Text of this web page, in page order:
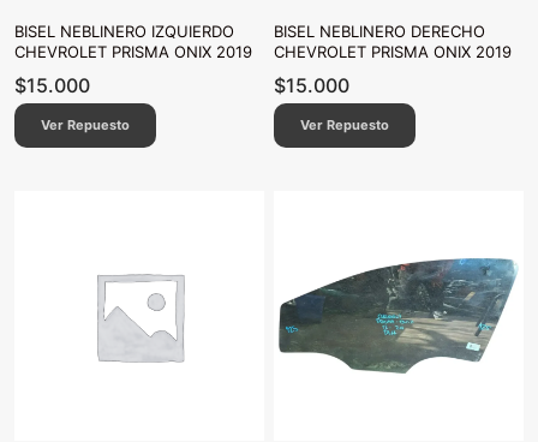
BISEL NEBLINERO IZQUIERDO
CHEVROLET PRISMA ONIX 2019
$15.000
Ver Repuesto
BISEL NEBLINERO DERECHO
CHEVROLET PRISMA ONIX 2019
$15.000
Ver Repuesto